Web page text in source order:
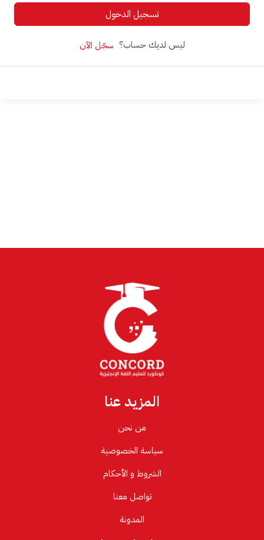
تسجيل الدخول
ليس لديك حساب؟ سجّل الآن
المزيد عنا
من نحن
سياسة الخصوصية
الشروط و الأحكام
تواصل معنا
المدونة